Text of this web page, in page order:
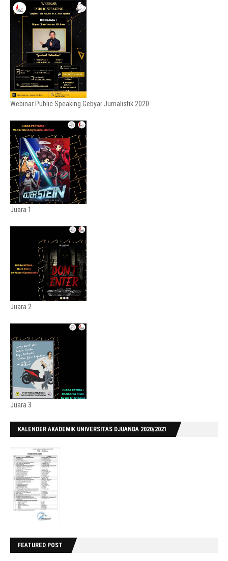
Webinar Public Speaking Gebyar Jurnalistik 2020
Juara 1
Juara 2
Juara 3
KALENDER AKADEMIK UNIVERSITAS DJUANDA 2020/2021
FEATURED POST